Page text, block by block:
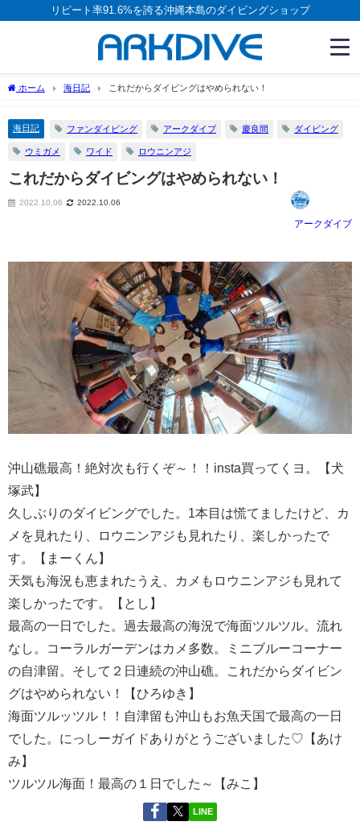
リピート率91.6%を誇る沖縄本島のダイビングショップ
ホーム 海日記 これだからダイビングはやめられない！
海日記 ファンダイビング アークダイブ 慶良間 ダイビング
ウミガメ ワイド ロウニンアジ
これだからダイビングはやめられない！
2022.10.06 2022.10.06
アークダイブ
沖山礁最高！絶対次も行くぞ～！！insta買ってくヨ。【犬
塚武】
久しぶりのダイビングでした。1本目は慌てましたけど、カ
メを見れたり、ロウニンアジも見れたり、楽しかったで
す。【まーくん】
天気も海況も恵まれたうえ、カメもロウニンアジも見れて
楽しかったです。【とし】
最高の一日でした。過去最高の海況で海面ツルツル。流れ
なし。コーラルガーデンはカメ多数。ミニブルーコーナー
の自津留。そして２日連続の沖山礁。これだからダイビン
グはやめられない！【ひろゆき】
海面ツルッツル！！自津留も沖山もお魚天国で最高の一日
でした。にっしーガイドありがとうございました♡【あけ
み】
ツルツル海面！最高の１日でした～【みこ】
LINE